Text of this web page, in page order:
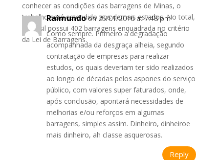
conhecer as condições das barragens de Minas, o
trabalho será estendido aos demais estados. No total,
o Brasil possui 402 barragens enquadrada no critério
da Lei de Barragens.
Raimundo on 25/01/2016 at 7:48 pm
Como sempre. Primeiro a degradação
acompanhada da desgraça alheia, segundo
contratação de empresas para realizar
estudos, os quais deveriam ter sido realizados
ao longo de décadas pelos aspones do serviço
público, com valores super faturados, onde,
após conclusão, apontará necessidades de
melhorias e/ou reforços em algumas
barragens, simples assim. Dinheiro, dinheiroe
mais dinheiro, ah classe asquerosas.
Reply